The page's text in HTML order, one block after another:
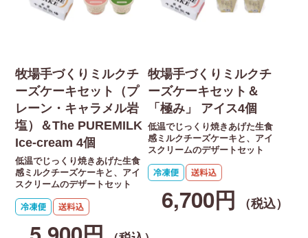
牧場手づくりミルクチ
ーズケーキセット（プ
レーン・キャラメル岩
塩）＆The PUREMILK
Ice-cream 4個
低温でじっくり焼きあげた生食
感ミルクチーズケーキと、アイ
スクリームのデザートセット
牧場手づくりミルクチ
ーズケーキセット＆
「極み」 アイス4個
低温でじっくり焼きあげた生食
感ミルクチーズケーキと、アイ
スクリームのデザートセット
6,700円 （税込）